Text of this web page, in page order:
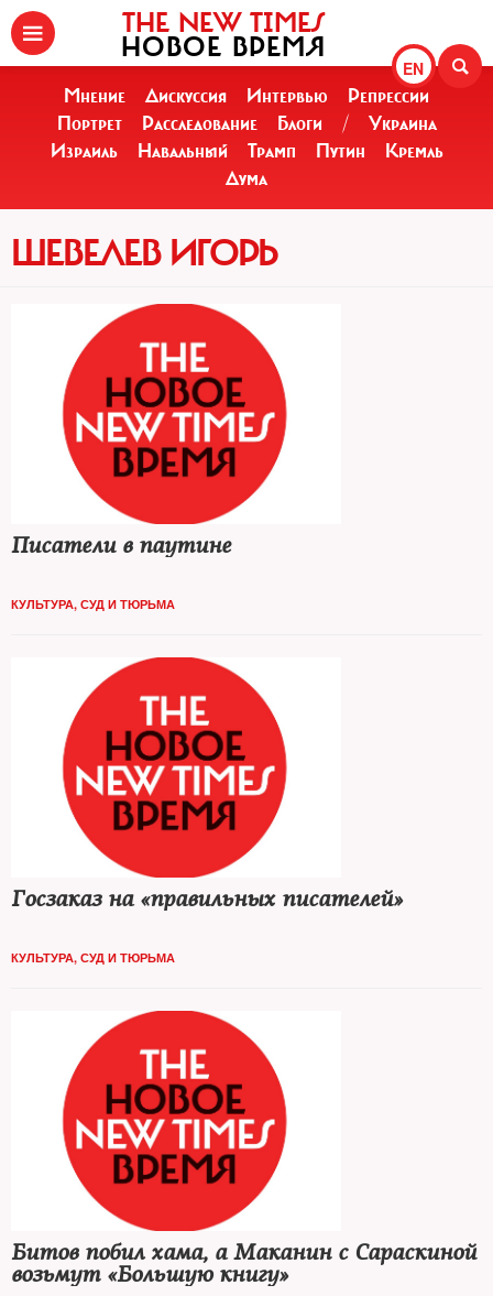
EN
THE NEW TIMES
НОВОЕ ВРЕМЯ
Мнение Дискуссия Интервью
Репрессии
Портрет
Расследование Блоги /
Украина
Израиль
Навальный Трамп Путин
Кремль
Дума
ШЕВЕЛЕВ ИГОРЬ
Писатели в паутине
КУЛЬТУРА, СУД И ТЮРЬМА
Госзаказ на «правильных писателей»
КУЛЬТУРА, СУД И ТЮРЬМА
Битов побил хама, а Маканин с Сараскиной
возьмут «Большую книгу»